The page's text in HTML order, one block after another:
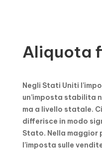
Aliquota
Negli Stati Uniti
un’imposta stabilita
ma a livello statale.
differisce in modo
Stato. Nella maggior
l’imposta sulle